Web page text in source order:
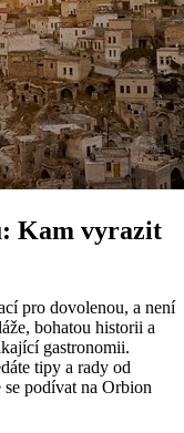
Kam vyrazit
pro dovolenou, a není
bohatou historii a
gastronomii.
tipy a rady od
se podívat na Orbion